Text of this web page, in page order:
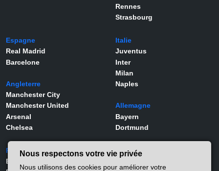
Rennes
Strasbourg
Espagne
Real Madrid
Barcelone
Angleterre
Manchester City
Manchester United
Arsenal
Chelsea
Italie
Juventus
Inter
Milan
Naples
Allemagne
Bayern
Dortmund
Portugal
Benfica
Joueurs
Nous respectons votre vie privée
Nous utilisons des cookies pour améliorer votre